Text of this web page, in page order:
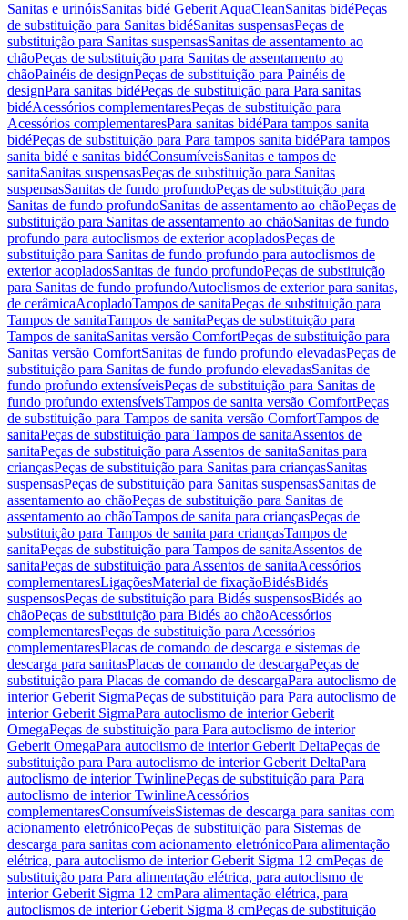
Sanitas e urinóisSanitas bidé Geberit AquaCleanSanitas bidéPeças
de substituição para Sanitas bidéSanitas suspensasPeças de
substituição para Sanitas suspensasSanitas de assentamento ao
chãoPeças de substituição para Sanitas de assentamento ao
chãoPainéis de designPeças de substituição para Painéis de
designPara sanitas bidéPeças de substituição para Para sanitas
bidéAcessórios complementaresPeças de substituição para
Acessórios complementaresPara sanitas bidéPara tampos sanita
bidéPeças de substituição para Para tampos sanita bidéPara tampos
sanita bidé e sanitas bidéConsumíveisSanitas e tampos de
sanitaSanitas suspensasPeças de substituição para Sanitas
suspensasSanitas de fundo profundoPeças de substituição para
Sanitas de fundo profundoSanitas de assentamento ao chãoPeças de
substituição para Sanitas de assentamento ao chãoSanitas de fundo
profundo para autoclismos de exterior acopladosPeças de
substituição para Sanitas de fundo profundo para autoclismos de
exterior acopladosSanitas de fundo profundoPeças de substituição
para Sanitas de fundo profundoAutoclismos de exterior para sanitas,
de cerâmicaAcopladoTampos de sanitaPeças de substituição para
Tampos de sanitaTampos de sanitaPeças de substituição para
Tampos de sanitaSanitas versão ComfortPeças de substituição para
Sanitas versão ComfortSanitas de fundo profundo elevadasPeças de
substituição para Sanitas de fundo profundo elevadasSanitas de
fundo profundo extensíveisPeças de substituição para Sanitas de
fundo profundo extensíveisTampos de sanita versão ComfortPeças
de substituição para Tampos de sanita versão ComfortTampos de
sanitaPeças de substituição para Tampos de sanitaAssentos de
sanitaPeças de substituição para Assentos de sanitaSanitas para
criançasPeças de substituição para Sanitas para criançasSanitas
suspensasPeças de substituição para Sanitas suspensasSanitas de
assentamento ao chãoPeças de substituição para Sanitas de
assentamento ao chãoTampos de sanita para criançasPeças de
substituição para Tampos de sanita para criançasTampos de
sanitaPeças de substituição para Tampos de sanitaAssentos de
sanitaPeças de substituição para Assentos de sanitaAcessórios
complementaresLigaçõesMaterial de fixaçãoBidésBidés
suspensosPeças de substituição para Bidés suspensosBidés ao
chãoPeças de substituição para Bidés ao chãoAcessórios
complementaresPeças de substituição para Acessórios
complementaresPlacas de comando de descarga e sistemas de
descarga para sanitasPlacas de comando de descargaPeças de
substituição para Placas de comando de descargaPara autoclismo de
interior Geberit SigmaPeças de substituição para Para autoclismo de
interior Geberit SigmaPara autoclismo de interior Geberit
OmegaPeças de substituição para Para autoclismo de interior
Geberit OmegaPara autoclismo de interior Geberit DeltaPeças de
substituição para Para autoclismo de interior Geberit DeltaPara
autoclismo de interior TwinlinePeças de substituição para Para
autoclismo de interior TwinlineAcessórios
complementaresConsumíveisSistemas de descarga para sanitas com
acionamento eletrónicoPeças de substituição para Sistemas de
descarga para sanitas com acionamento eletrónicoPara alimentação
elétrica, para autoclismo de interior Geberit Sigma 12 cmPeças de
substituição para Para alimentação elétrica, para autoclismo de
interior Geberit Sigma 12 cmPara alimentação elétrica, para
autoclismos de interior Geberit Sigma 8 cmPeças de substituição